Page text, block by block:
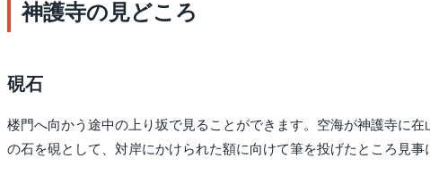
神護寺の見どころ
硯石
楼門へ向かう途中の上り坂で見ることができます。空海が神護寺に
の石を硯として、対岸にかけられた額に向けて筆を投げたところ見